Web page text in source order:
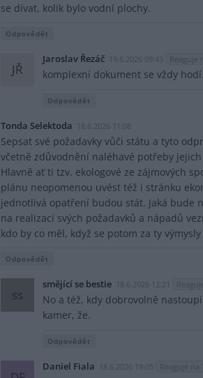
se dívat, kolik bylo vodní plochy.
Odpovědět
JŘ
Jaroslav Řezáč 19.6.2026 09:43 Reaguje
komplexní dokument se vždy
Odpovědět
Tonda Selektoda 18.6.2026 11:08
Sepsat své požadavky vůči státu a tyto
včetně zdůvodnění naléhavé potřeby
Hlavně ať ti tzv. ekologové ze zájmových
plánu neopomenou uvést též i stránku
jednotlivá opatření budou stát. Jaká bude
na realizaci svých požadavků a nápadů
kdo by co měl, když se potom za ty
Odpovědět
ss
smějící se bestie 18.6.2026 12:21
No a též, kdy dobrovolně
kamer, že.
Odpovědět
Daniel Fiala 18.6.2026 19:05 Reaguje na